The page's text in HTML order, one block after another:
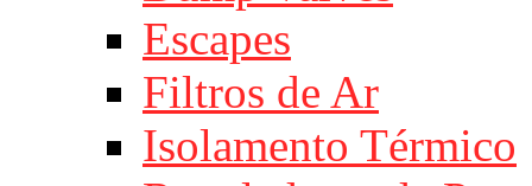
Escapes
Filtros de Ar
Isolamento Térmico